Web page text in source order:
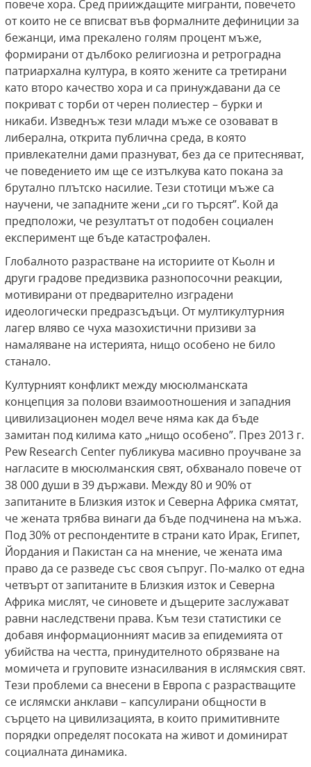
повече хора. Сред прииждащите мигранти, повечето
от които не се вписват във формалните дефиниции за
бежанци, има прекалено голям процент мъже,
формирани от дълбоко религиозна и ретроградна
патриархална култура, в която жените са третирани
като второ качество хора и са принуждавани да се
покриват с торби от черен полиестер – бурки и
никаби. Изведнъж тези млади мъже се озовават в
либерална, открита публична среда, в която
привлекателни дами празнуват, без да се притесняват,
че поведението им ще се изтълкува като покана за
брутално плътско насилие. Тези стотици мъже са
научени, че западните жени „си го търсят”. Кой да
предположи, че резултатът от подобен социален
експеримент ще бъде катастрофален.
Глобалното разрастване на историите от Кьолн и
други градове предизвика разнопосочни реакции,
мотивирани от предварително изградени
идеологически предразсъдъци. От мултикултурния
лагер вляво се чуха мазохистични призиви за
намаляване на истерията, нищо особено не било
станало.
Културният конфликт между мюсюлманската
концепция за полови взаимоотношения и западния
цивилизационен модел вече няма как да бъде
замитан под килима като „нищо особено”. През 2013 г.
Pew Research Center публикува масивно проучване за
нагласите в мюсюлманския свят, обхванало повече от
38 000 души в 39 държави. Между 80 и 90% от
запитаните в Близкия изток и Северна Африка смятат,
че жената трябва винаги да бъде подчинена на мъжа.
Под 30% от респондентите в страни като Ирак, Египет,
Йордания и Пакистан са на мнение, че жената има
право да се разведе със своя съпруг. По-малко от една
четвърт от запитаните в Близкия изток и Северна
Африка мислят, че синовете и дъщерите заслужават
равни наследствени права. Към тези статистики се
добавя информационният масив за епидемията от
убийства на честта, принудителното обрязване на
момичета и груповите изнасилвания в ислямския свят.
Тези проблеми са внесени в Европа с разрастващите
се ислямски анклави – капсулирани общности в
сърцето на цивилизацията, в които примитивните
порядки определят посоката на живот и доминират
социалната динамика.